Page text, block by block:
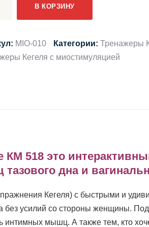
В КОРЗИНУ
MIO-010 Категории:Тренажеры
Кегеля с миостимуляцией
КМ 518 это
дна и
Кегеля) с быстрыми и
без усилий со стороны женщины.
интимных мышц. А также тем, кто